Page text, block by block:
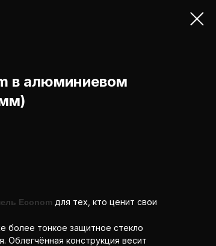
в алюминиевом
Econom для тех, кто ценит свои
более тонкое защитное стекло
Облегчённая конструкция весит